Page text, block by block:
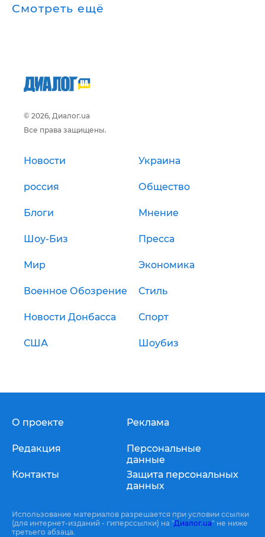
Смотреть ещё
© 2026, Диалог.ua
Все права защищены.
Новости Украина
россия Общество
Блоги Мнение
Шоу-Биз Пресса
Мир Экономика
Военное Обозрение Стиль
Новости Донбасса Спорт
США Шоубиз
О проекте
Редакция
Контакты
Реклама
Персональные
данные
Защита персональных
данных
Использование материалов разрешается при условии ссылки
(для интернет-изданий - гиперссылки) на "Диалог.ua" не ниже
третьего абзаца.